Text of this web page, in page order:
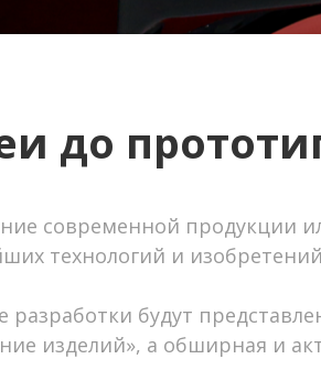
до
современной продукции
технологий и
разработки будут
изделий», а обширная и